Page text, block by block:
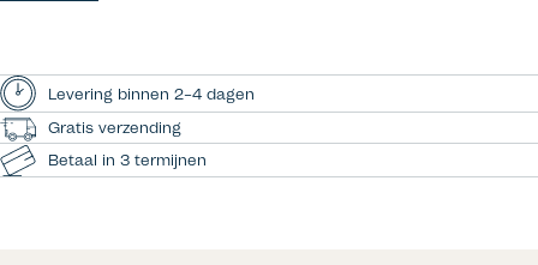
Levering binnen 2–4 dagen
Gratis verzending
Betaal in 3 termijnen